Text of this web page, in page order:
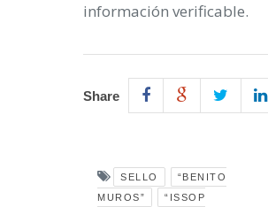
información verificable.
Share
SELLO
“BENITO
MUROS”
“ISSOP